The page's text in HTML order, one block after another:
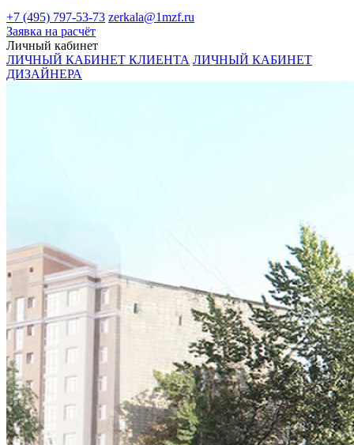
+7 (495) 797-53-73 zerkala@1mzf.ru
Заявка на расчёт
Личный кабинет
ЛИЧНЫЙ КАБИНЕТ КЛИЕНТА ЛИЧНЫЙ КАБИНЕТ
ДИЗАЙНЕРА